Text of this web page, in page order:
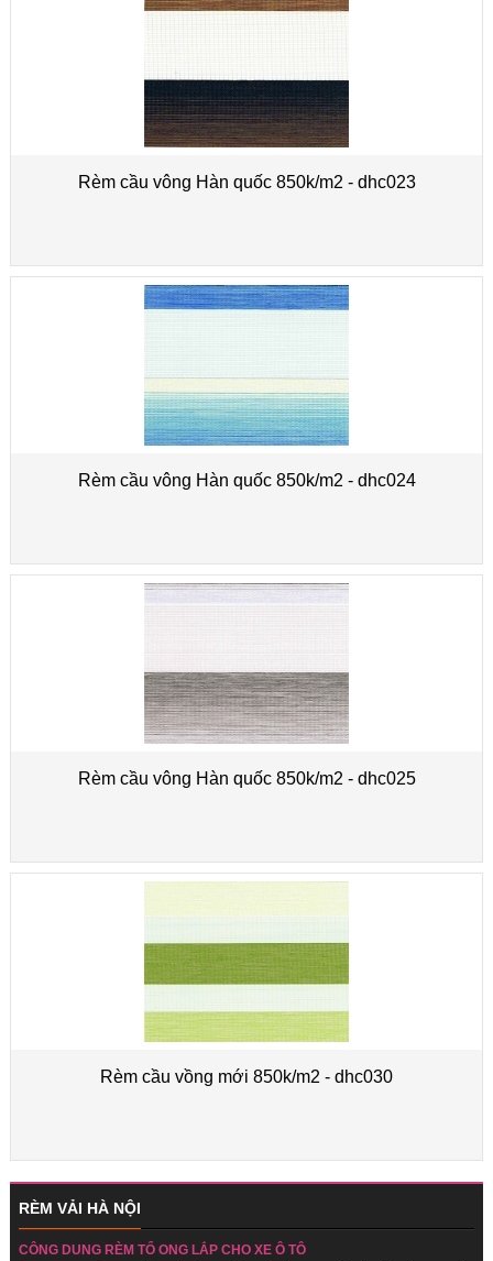
Rèm cầu vông Hàn quốc 850k/m2 - dhc023
Rèm cầu vông Hàn quốc 850k/m2 - dhc024
Rèm cầu vông Hàn quốc 850k/m2 - dhc025
Rèm cầu vồng mới 850k/m2 - dhc030
RÈM VẢI HÀ NỘI
CÔNG DỤNG RÈM TỔ ONG LẮP CHO XE Ô TÔ